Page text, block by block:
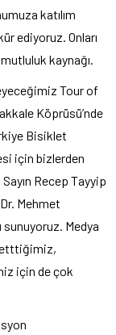
katılım
ediyoruz. Onları
kaynağı.
Tour of
Köprüsü’nde
Bisiklet
için bizlerden
Recep Tayyip
Mehmet
sunuyoruz. Medya
etttiğimiz,
için de çok